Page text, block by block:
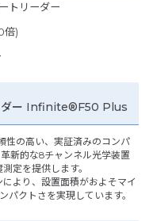
トリーダー
倍)
ダー Infinite®F50 Plus
の高い、実証済みのコンパ
新的な8チャンネル光学装置
定を提供します。
より、設置面積がおよそマイ
クトさを実現しています。